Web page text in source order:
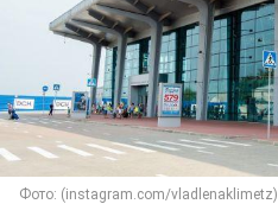
Фото: (instagram.com/vladlenaklimetz)